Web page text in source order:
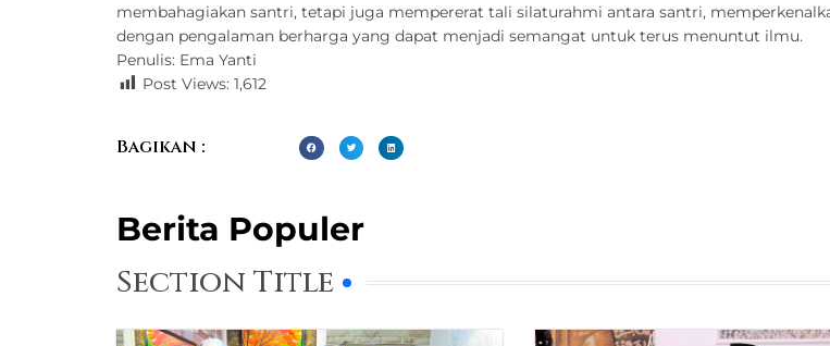
membahagiakan santri, tetapi juga mempererat tali silaturahmi antara santri,
dengan pengalaman berharga yang dapat menjadi semangat untuk terus menuntut ilmu.
Penulis: Ema Yanti
Post Views: 1,612
Bagikan :
Berita Populer
Section Title